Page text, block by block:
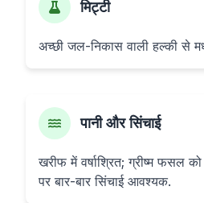
मिट्टी
अच्छी जल-निकास वाली हल्की से
पानी और सिंचाई
खरीफ में वर्षाश्रित; ग्रीष्म फसल
पर बार-बार सिंचाई आवश्यक.